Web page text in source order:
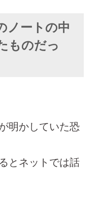
ノートの中
ものだっ
明かしていた恐
とネットでは話